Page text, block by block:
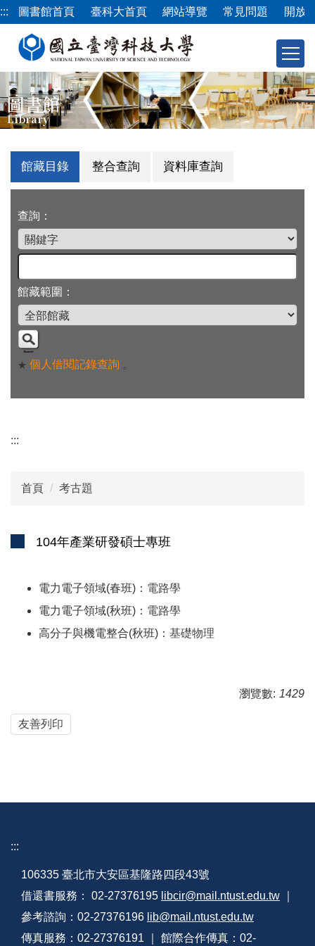
跳
到
內
容
區
::: 圖書館首頁 臺科大首頁 網站導覽 常見問題 開放
圖書館
Library
館藏目錄 整合查詢 資料庫查詢
查詢：
館藏範圍：
★ 個人借閱記錄查詢 。
:::
首頁 考古題
104年產業研發碩士專班
電力電子領域(春班)： 電路學
電力電子領域(秋班)： 電路學
高分子與機電整合(秋班)： 基礎物理
瀏覽數: 1429
友善列印
:::
106335 臺北市大安區基隆路四段43號
借還書服務： 02-27376195 libcir@mail.ntust.edu.tw
參考諮詢：02-27376196 lib@mail.ntust.edu.tw
傳真服務：02-27376191 ｜ 館際合作傳真：02-